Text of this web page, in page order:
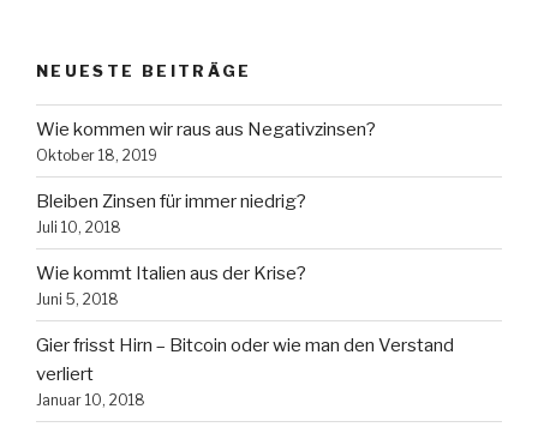
NEUESTE BEITRÄGE
Wie kommen wir raus aus Negativzinsen?
Oktober 18, 2019
Bleiben Zinsen für immer niedrig?
Juli 10, 2018
Wie kommt Italien aus der Krise?
Juni 5, 2018
Gier frisst Hirn – Bitcoin oder wie man den Verstand
verliert
Januar 10, 2018